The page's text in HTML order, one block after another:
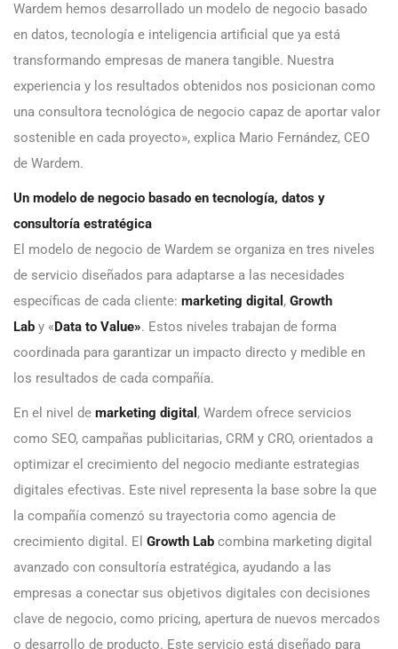
Wardem hemos desarrollado un modelo de negocio basado
en datos, tecnología e inteligencia artificial que ya está
transformando empresas de manera tangible. Nuestra
experiencia y los resultados obtenidos nos posicionan como
una consultora tecnológica de negocio capaz de aportar valor
sostenible en cada proyecto», explica Mario Fernández, CEO
de Wardem.
Un modelo de negocio basado en tecnología, datos y
consultoría estratégica
El modelo de negocio de Wardem se organiza en tres niveles
de servicio diseñados para adaptarse a las necesidades
específicas de cada cliente: marketing digital , Growth
Lab y « Data to Value». Estos niveles trabajan de forma
coordinada para garantizar un impacto directo y medible en
los resultados de cada compañía.
En el nivel de marketing digital , Wardem ofrece servicios
como SEO, campañas publicitarias, CRM y CRO, orientados a
optimizar el crecimiento del negocio mediante estrategias
digitales efectivas. Este nivel representa la base sobre la que
la compañía comenzó su trayectoria como agencia de
crecimiento digital. El Growth Lab combina marketing digital
avanzado con consultoría estratégica, ayudando a las
empresas a conectar sus objetivos digitales con decisiones
clave de negocio, como pricing, apertura de nuevos mercados
o desarrollo de producto. Este servicio está diseñado para